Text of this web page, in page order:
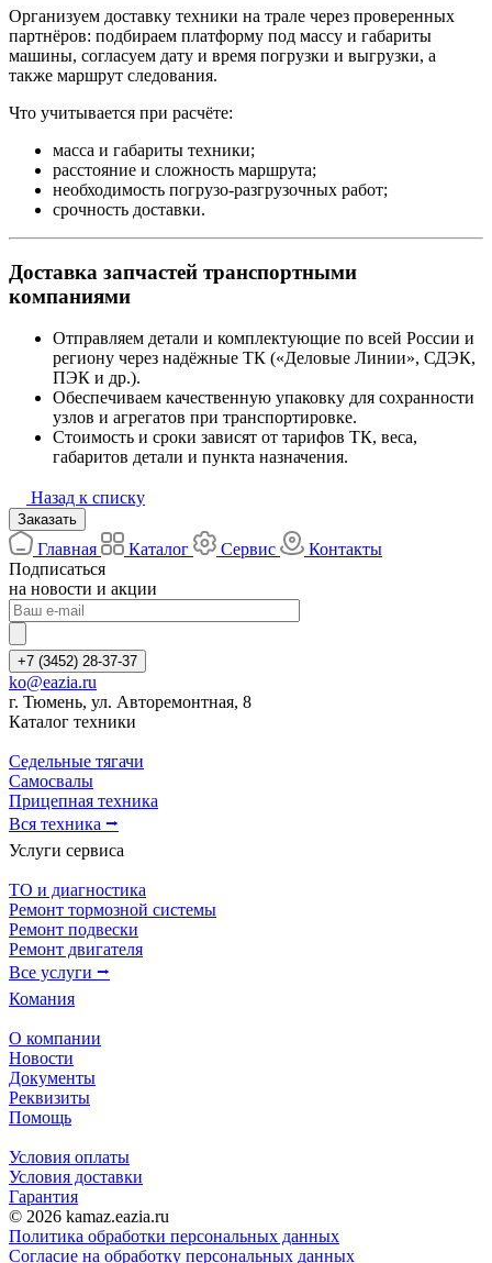
Организуем доставку техники на трале через проверенных
партнёров: подбираем платформу под массу и габариты
машины, согласуем дату и время погрузки и выгрузки, а
также маршрут следования.
Что учитывается при расчёте:
масса и габариты техники;
расстояние и сложность маршрута;
необходимость погрузо-разгрузочных работ;
срочность доставки.
Доставка запчастей транспортными
компаниями
Отправляем детали и комплектующие по всей России и
региону через надёжные ТК («Деловые Линии», СДЭК,
ПЭК и др.).
Обеспечиваем качественную упаковку для сохранности
узлов и агрегатов при транспортировке.
Стоимость и сроки зависят от тарифов ТК, веса,
габаритов детали и пункта назначения.
Назад к списку
Заказать
Главная Каталог Сервис
Контакты
Подписаться
на новости и акции
+7 (3452) 28-37-37
ko@eazia.ru
г. Тюмень, ул. Авторемонтная, 8
Каталог техники
Седельные тягачи
Самосвалы
Прицепная техника
Вся техника ⭢
Услуги сервиса
ТО и диагностика
Ремонт тормозной системы
Ремонт подвески
Ремонт двигателя
Все услуги ⭢
Комания
О компании
Новости
Документы
Реквизиты
Помощь
Условия оплаты
Условия доставки
Гарантия
© 2026 kamaz.eazia.ru
Политика обработки персональных данных
Согласие на обработку персональных данных